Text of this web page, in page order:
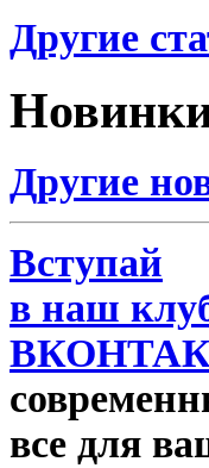
Другие
Другие
Вступай
в наш
все для